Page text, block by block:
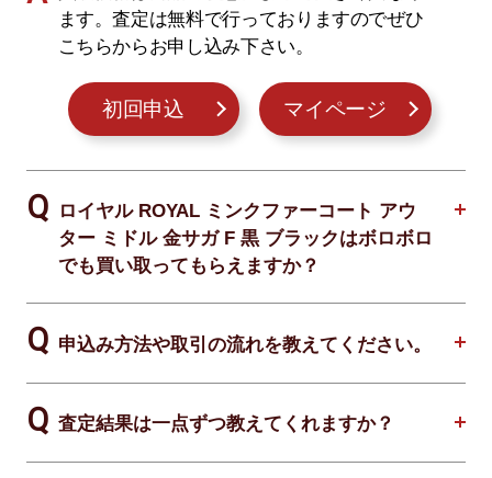
ます。査定は無料で行っておりますのでぜひ
こちらからお申し込み下さい。
初回申込 マイページ
ロイヤル ROYAL ミンクファーコート アウ
ター ミドル 金サガ F 黒 ブラックはボロボロ
でも買い取ってもらえますか？
申込み方法や取引の流れを教えてください。
査定結果は一点ずつ教えてくれますか？